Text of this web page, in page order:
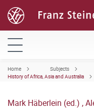
Home Subjects
History of Africa, Asia and Australia
Mark Häberlein (ed.) ,